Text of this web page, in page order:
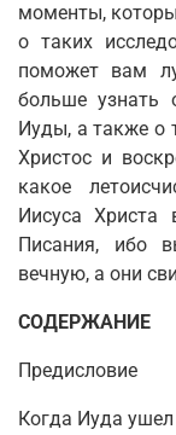
моменты,
о таких
поможет вам
больше узнать
Иуды, а также о
Христос и
какое
Иисуса Христа
Писания, ибо
вечную, а они
СОДЕРЖАНИЕ
Предисловие
Когда Иуда